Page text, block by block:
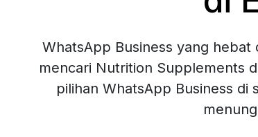
WhatsApp Business yang
mencari Nutrition Supplements
pilihan WhatsApp Business